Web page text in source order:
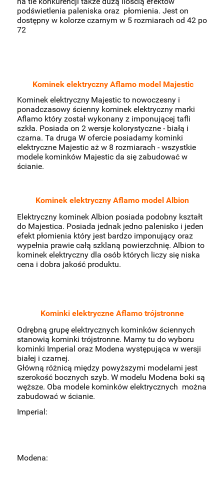
podświetlenia paleniska oraz płomienia. Jest on
dostępny w kolorze czarnym w 5 rozmiarach od 42 po
72
Kominek elektryczny Aflamo model Majestic
Kominek elektryczny Majestic to nowoczesny i
ponadczasowy ścienny kominek elektryczny marki
Aflamo który został wykonany z imponującej tafli
szkła. Posiada on 2 wersje kolorystyczne - białą i
czarna. Ta druga W ofercie posiadamy kominki
elektryczne Majestic aż w 8 rozmiarach - wszystkie
modele kominków Majestic da się zabudować w
ścianie.
Kominek elektryczny Aflamo model Albion
Elektryczny kominek Albion posiada podobny kształt
do Majestica. Posiada jednak jedno palenisko i jeden
efekt płomienia który jest bardzo imponujący oraz
wypełnia prawie całą szklaną powierzchnię. Albion to
kominek elektryczny dla osób których liczy się niska
cena i dobra jakość produktu.
Kominki elektryczne Aflamo trójstronne
Odrębną grupę elektrycznych kominków ściennych
stanowią kominki trójstronne. Mamy tu do wyboru
kominki Imperial oraz Modena występująca w wersji
białej i czarnej.
Główną różnicą między powyższymi modelami jest
szerokość bocznych szyb. W modelu Modena boki są
węższe. Oba modele kominków elektrycznych można
zabudować w ścianie.
Imperial:
Modena: